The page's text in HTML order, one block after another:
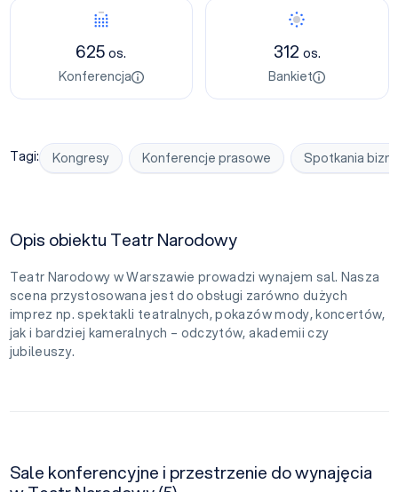
Konferencja
625os.
Konferencja
Bankiet
312 os.
Bankiet
Tagi: Kongresy Konferencje prasowe Spotkania
Opis obiektu Teatr Narodowy
Teatr Narodowy w Warszawie prowadzi wynajem sal. Nasza
scena przystosowana jest do obsługi zarówno dużych
imprez np. spektakli teatralnych, pokazów mody, koncertów,
jak i bardziej kameralnych – odczytów, akademii czy
jubileuszy.
Sale konferencyjne i przestrzenie do wynajęcia